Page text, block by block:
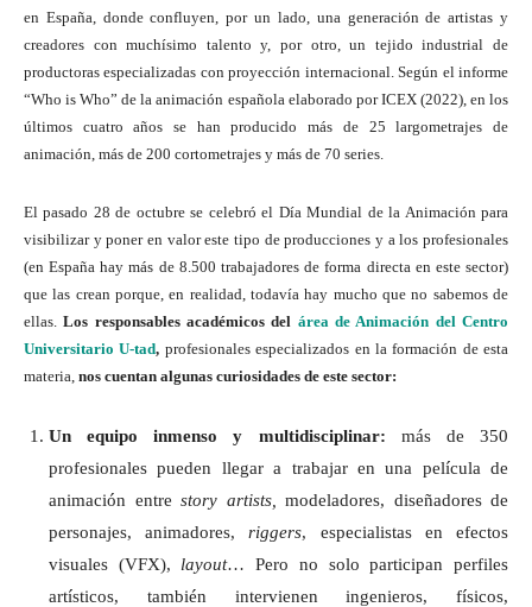
en España, donde confluyen, por un lado, una generación de artistas y
creadores con muchísimo talento y, por otro, un tejido industrial de
productoras especializadas con proyección internacional. Según el informe
“Who is Who” de la animación española elaborado por ICEX (2022), en los
últimos cuatro años se han producido más de 25 largometrajes de
animación, más de 200 cortometrajes y más de 70 series.
El pasado 28 de octubre se celebró el Día Mundial de la Animación para
visibilizar y poner en valor este tipo de producciones y a los profesionales
(en España hay más de 8.500 trabajadores de forma directa en este sector)
que las crean porque, en realidad, todavía hay mucho que no sabemos de
ellas.Los responsables académicos del área de Animación del Centro
Universitario U-tad, profesionales especializados en la formación de esta
materia, nos cuentan algunas curiosidades de este sector:
Un equipo inmenso y multidisciplinar: más de 350
profesionales pueden llegar a trabajar en una película de
animación entre story artists,
modeladores, diseñadores de
personajes, animadores,riggers, especialistas en efectos
visuales (VFX), layout… Pero no solo participan perfiles
artísticos, también intervienen ingenieros, físicos,